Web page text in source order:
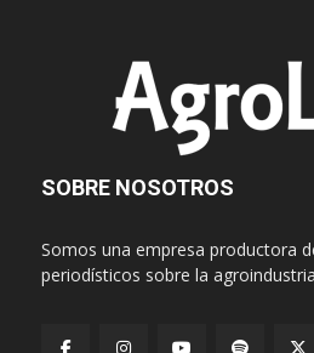
SOBRE NOSOTROS
Somos una empresa productora
periodísticos sobre la